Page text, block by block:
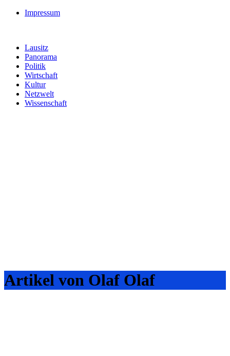
Impressum
Lausitz
Panorama
Politik
Wirtschaft
Kultur
Netzwelt
Wissenschaft
Artikel von Olaf Olaf